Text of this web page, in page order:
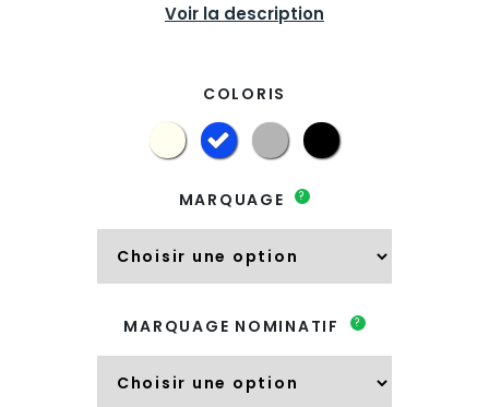
Voir la description
COLORIS
MARQUAGE ?
MARQUAGE NOMINATIF ?